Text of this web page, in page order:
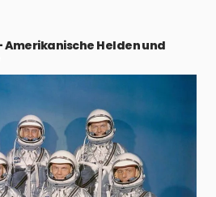
Amerikanische Helden und